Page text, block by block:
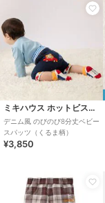
ミキハウス ホットビスケッツ
デニム風 のびのび8分丈ベビー
スパッツ（くるま柄）
¥3,850